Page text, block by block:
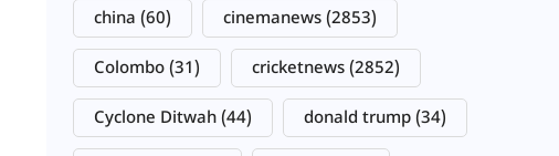
china (60) cinemanews (2853)
Colombo (31) cricketnews (2852)
Cyclone Ditwah (44) donald trump (34)